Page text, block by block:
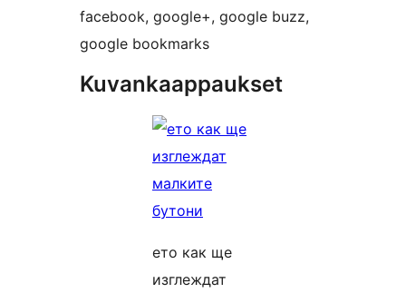
facebook, google+, google buzz,
google bookmarks
Kuvankaappaukset
ето как ще
изглеждат